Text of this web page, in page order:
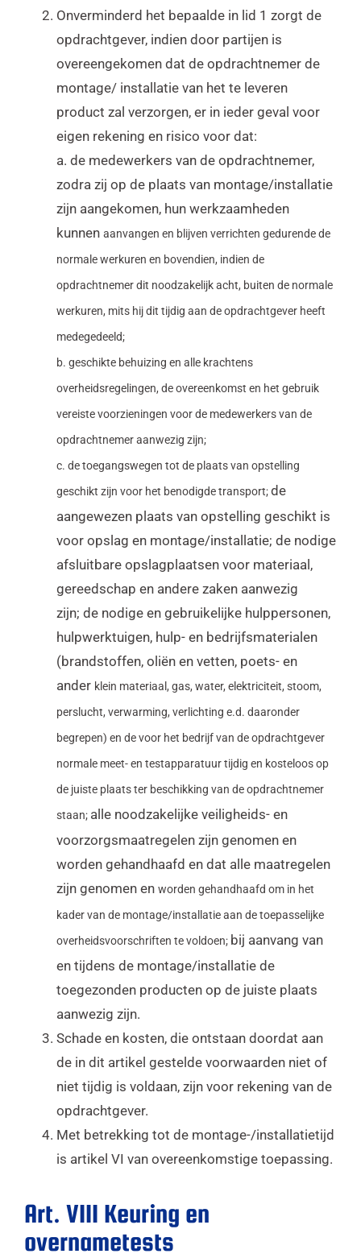
Onverminderd het bepaalde in lid 1 zorgt de
opdrachtgever, indien door partijen is
overeengekomen dat de opdrachtnemer de
montage/ installatie van het te leveren
product zal verzorgen, er in ieder geval voor
eigen rekening en risico voor dat:
a. de medewerkers van de opdrachtnemer,
zodra zij op de plaats van montage/installatie
zijn aangekomen, hun werkzaamheden
kunnen aanvangen en blijven verrichten gedurende de
normale werkuren en bovendien, indien de
opdrachtnemer dit noodzakelijk acht, buiten de normale
werkuren, mits hij dit tijdig aan de opdrachtgever heeft
medegedeeld;
b. geschikte behuizing en alle krachtens
overheidsregelingen, de overeenkomst en het gebruik
vereiste voorzieningen voor de medewerkersvan de
opdrachtnemer aanwezig zijn;
c. de toegangswegen tot de plaats van opstelling
geschikt zijn voor het benodigde transport;de
aangewezen plaats van opstelling geschikt is
voor opslag en montage/installatie; de nodige
afsluitbare opslagplaatsen voor materiaal,
gereedschap en andere zaken aanwezig
zijn; de nodige en gebruikelijke hulppersonen,
hulpwerktuigen, hulp- en bedrijfsmaterialen
(brandstoffen, oliën en vetten, poets- en
ander klein materiaal, gas, water, elektriciteit, stoom,
perslucht, verwarming, verlichting e.d. daaronder
begrepen) en de voor het bedrijf van deopdrachtgever
normale meet- en testapparatuur tijdig en kosteloos op
de juiste plaats ter beschikking van de opdrachtnemer
staan; alle noodzakelijke veiligheids- en
voorzorgsmaatregelen zijn genomen en
worden gehandhaafd en dat alle maatregelen
zijn genomen en worden gehandhaafd om in het
kader van de montage/installatie aan de toepasselijke
overheidsvoorschriften te voldoen; bij aanvang van
en tijdens de montage/installatie de
toegezonden producten op de juiste plaats
aanwezig zijn.
Schade en kosten, die ontstaan doordat aan
de in dit artikel gestelde voorwaarden niet of
niet tijdig is voldaan, zijn voor rekening van de
opdrachtgever.
Met betrekking tot de montage-/installatietijd
is artikel VI van overeenkomstige toepassing.
Art. VIII Keuring en
overnametests